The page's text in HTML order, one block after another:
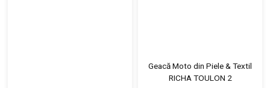
Geacă Moto din Piele & Textil
RICHA TOULON 2